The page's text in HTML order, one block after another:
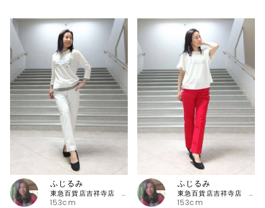
153cm
ふじるみ
東急百貨店吉祥寺店 ピッコーネ
153cm
ふじるみ
東急百貨店吉祥寺店 ピッコーネ